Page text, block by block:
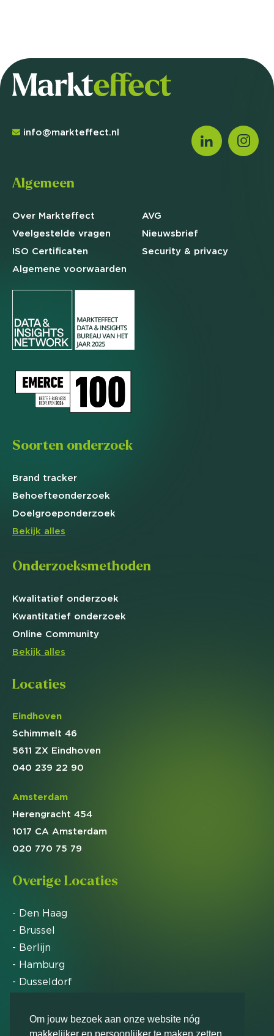
Om jouw bezoek aan onze website nóg
info@markteffect.nl
Algemeen
Over Markteffect
Veelgestelde vragen
ISO Certificaten
Algemene voorwaarden
AVG
Nieuwsbrief
Security & privacy
Soorten onderzoek
Brand tracker
Behoefteonderzoek
Doelgroeponderzoek
Bekijk alles
Onderzoeksmethoden
Kwalitatief onderzoek
Kwantitatief onderzoek
Online Community
Bekijk alles
Locaties
Eindhoven
Schimmelt 46
5611 ZX Eindhoven
040 239 22 90
Amsterdam
Herengracht 454
1017 CA Amsterdam
020 770 75 79
Overige Locaties
- Den Haag
- Brussel
- Berlijn
- Hamburg
- Dusseldorf